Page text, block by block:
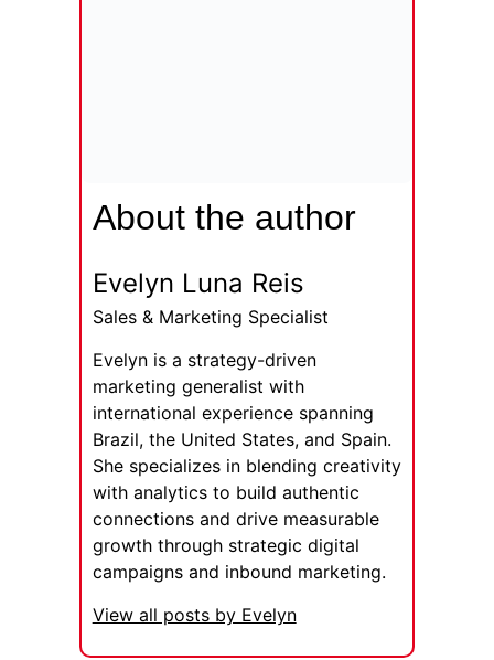
About the author
Evelyn Luna Reis
Sales & Marketing Specialist
Evelyn is a strategy-driven
marketing generalist with
international experience spanning
Brazil, the United States, and Spain.
She specializes in blending creativity
with analytics to build authentic
connections and drive measurable
growth through strategic digital
campaigns and inbound marketing.
View all posts by Evelyn